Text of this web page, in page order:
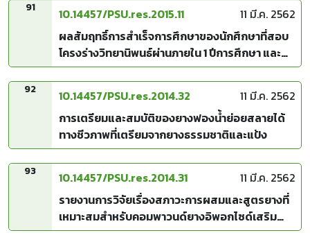
91 10.14457/PSU.res.2015.11
11 มี.ค. 2562
ผลสัมฤทธิ์การสำเร็จการศึกษาของนักศึกษาที่สอบ
โครงร่างวิทยานิพนธ์ผ่านภายใน 1 ปีการศึกษา และ
เกิน 1 ปีการศึกษา : กรณีศึกษานักศึกษาคณะ
วิศวกรรมศาสตร์ มหาวิทยาลัยสงขลานครินทร์
92 10.14457/PSU.res.2014.32
11 มี.ค. 2562
การเตรียมและสมบัติของยางฟองน้ำย่อยสลายได้
ทางชีวภาพที่เตรียมจากยางธรรมชาติและแป้ง
93 10.14457/PSU.res.2014.31
11 มี.ค. 2562
รายงานการวิจัยเรื่องสภาวะการผสมและสูตรยางที่
เหมาะสมสำหรับคอมพาวนด์ยางอิพอกไซด์เสริม
แรงด้วยซิลิกา